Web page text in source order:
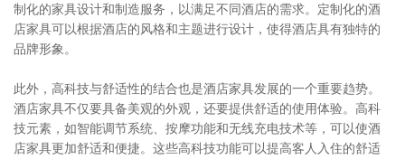
制化的家具设计和制造服务，以满足不同酒店的需求。定制化的酒
店家具可以根据酒店的风格和主题进行设计，使得酒店具有独特的
品牌形象。
此外，高科技与舒适性的结合也是酒店家具发展的一个重要趋势。
酒店家具不仅要具备美观的外观，还要提供舒适的使用体验。高科
技元素，如智能调节系统、按摩功能和无线充电技术等，可以使酒
店家具更加舒适和便捷。这些高科技功能可以提高客人入住的舒适